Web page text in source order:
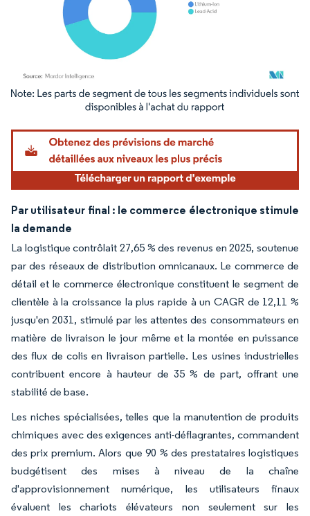
Image © Mordor Intelligence. La réutilisation nécessite une attribution sous CC BY
Par utilisateur final : le commerce électronique stimule
la demande
La logistique contrôlait 27,65 % des revenus en 2025, soutenue
par des réseaux de distribution omnicanaux. Le commerce de
détail et le commerce électronique constituent le segment de
clientèle à la croissance la plus rapide à un CAGR de 12,11 %
jusqu'en 2031, stimulé par les attentes des consommateurs en
matière de livraison le jour même et la montée en puissance
des flux de colis en livraison partielle. Les usines industrielles
contribuent encore à hauteur de 35 % de part, offrant une
stabilité de base.
Les niches spécialisées, telles que la manutention de produits
chimiques avec des exigences anti-déflagrantes, commandent
des prix premium. Alors que 90 % des prestataires logistiques
budgétisent des mises à niveau de la chaîne
d'approvisionnement numérique, les utilisateurs finaux
évaluent les chariots élévateurs non seulement sur les